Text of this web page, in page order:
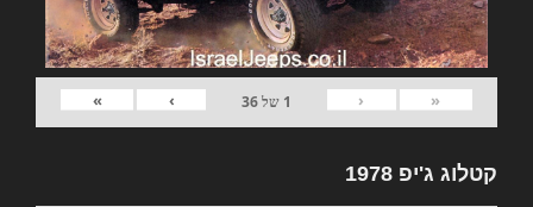
«
‹
1 של36
›
»
קטלוג ג'יפ 1978